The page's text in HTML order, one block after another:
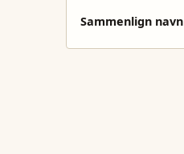
Sammenlign navn